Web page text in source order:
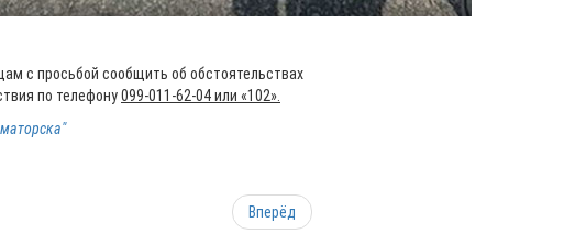
с просьбой сообщить об обстоятельствах
по телефону099-011-62-04 или «102».
Вперёд